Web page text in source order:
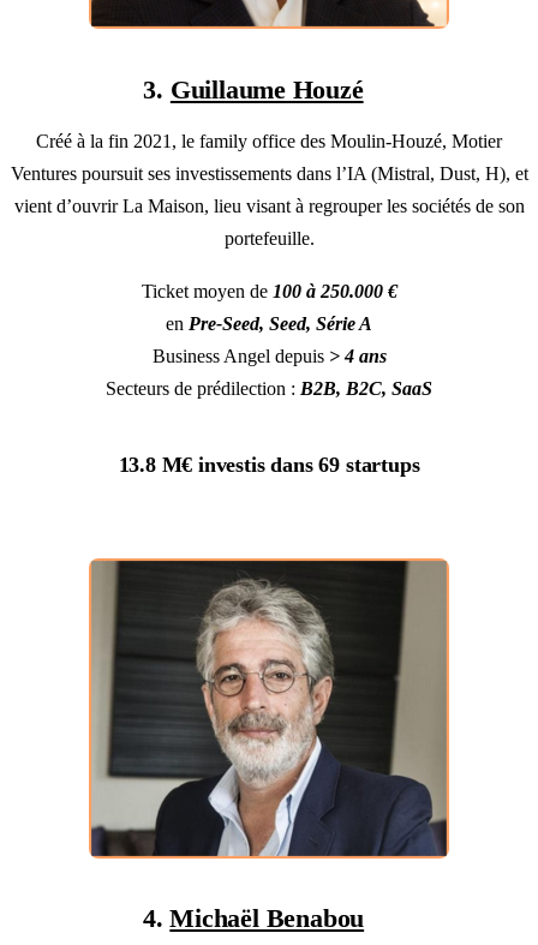
3. Guillaume Houzé
Créé à la fin 2021, le family office des Moulin-Houzé, Motier
Ventures poursuit ses investissements dans l’IA (Mistral, Dust, H), et
vient d’ouvrir La Maison, lieu visant à regrouper les sociétés de son
portefeuille.
Ticket moyen de 100 à 250.000 €
en Pre-Seed, Seed, Série A
Business Angel depuis > 4 ans
Secteurs de prédilection : B2B, B2C, SaaS
13.8 M€ investis dans69 startups
4.Michaël Benabou